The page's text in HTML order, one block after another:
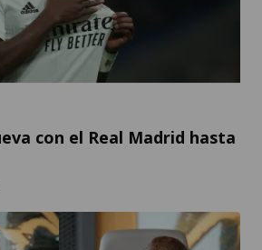
con el Real Madrid hasta